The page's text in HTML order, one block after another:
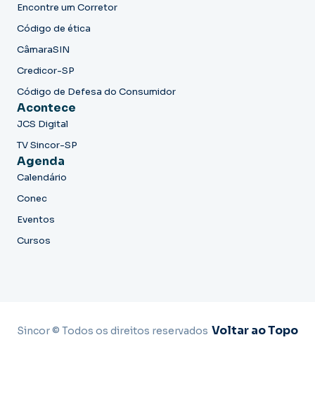
Encontre um Corretor
Código de ética
CâmaraSIN
Credicor-SP
Código de Defesa do Consumidor
Acontece
JCS Digital
TV Sincor-SP
Agenda
Calendário
Conec
Eventos
Cursos
Sincor © Todos os direitos reservados Voltar ao Topo